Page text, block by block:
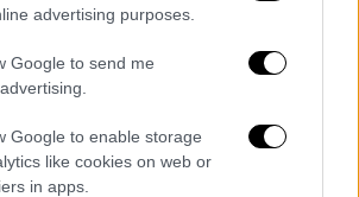
advertising purposes.
Google to send me
Google to enable storage
like cookies on web or
in apps.
τις 5 το απόγευμα
την άδεια στο αεροσκάφος
μπρος τους κινητήρες και
διάδρομο. Το γιγαντιαίο
Pan Am επρόκειτο να ανάψει
σε λίγα λεπτά και θα